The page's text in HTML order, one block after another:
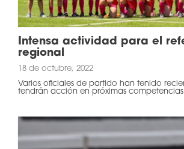
Intensa actividad para el
regional
18 de octubre, 2022
Varios oficiales de partido han tenido
tendrán acción en próximas